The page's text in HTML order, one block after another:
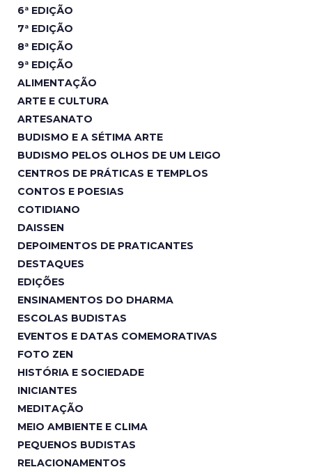
6ª EDIÇÃO
7ª EDIÇÃO
8ª EDIÇÃO
9ª EDIÇÃO
ALIMENTAÇÃO
ARTE E CULTURA
ARTESANATO
BUDISMO E A SÉTIMA ARTE
BUDISMO PELOS OLHOS DE UM LEIGO
CENTROS DE PRÁTICAS E TEMPLOS
CONTOS E POESIAS
COTIDIANO
DAISSEN
DEPOIMENTOS DE PRATICANTES
DESTAQUES
EDIÇÕES
ENSINAMENTOS DO DHARMA
ESCOLAS BUDISTAS
EVENTOS E DATAS COMEMORATIVAS
FOTO ZEN
HISTÓRIA E SOCIEDADE
INICIANTES
MEDITAÇÃO
MEIO AMBIENTE E CLIMA
PEQUENOS BUDISTAS
RELACIONAMENTOS